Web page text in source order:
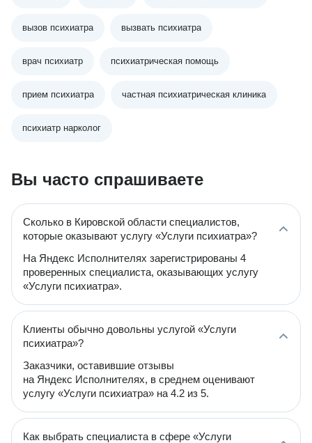
вызов психиатра вызвать психиатра
врач психиатр психиатрическая помощь
прием психиатра частная психиатрическая клиника
психиатр нарколог
Вы часто спрашиваете
Сколько в Кировской области специалистов,
которые оказывают услугу «Услуги психиатра»?
На Яндекс Исполнителях зарегистрированы 4
проверенных специалиста, оказывающих услугу
«Услуги психиатра».
Клиенты обычно довольны услугой «Услуги
психиатра»?
Заказчики, оставившие отзывы
на Яндекс Исполнителях, в среднем оценивают
услугу «Услуги психиатра» на 4.2 из 5.
Как выбрать специалиста в сфере «Услуги